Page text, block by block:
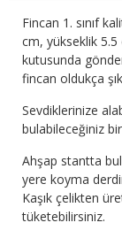
Fincan 1. sınıf
cm, yükseklik 5.5
kutusunda
fincan oldukça
Sevdiklerinize
bulabileceğiniz
Ahşap stantta
yere koyma
Kaşık çelikten
tüketebilirsiniz.